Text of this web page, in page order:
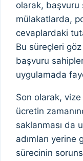
olarak, başvuru
mülakatlarda,
cevaplardaki
Bu süreçleri
başvuru
uygulamada
Son olarak,
ücretin
saklanması da
adımları
sürecinin